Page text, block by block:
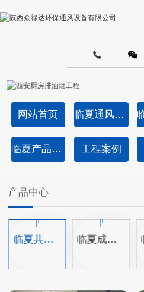
网站首页 临夏通风管道加工-共板法兰风管成品
临夏产品中心 工程案例
产品中心
临夏共板法兰风管半成品 临夏成品角铁法兰风管